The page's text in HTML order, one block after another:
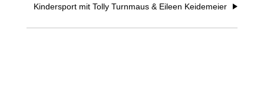
Kindersport mit Tolly Turnmaus & Eileen Keidemeier